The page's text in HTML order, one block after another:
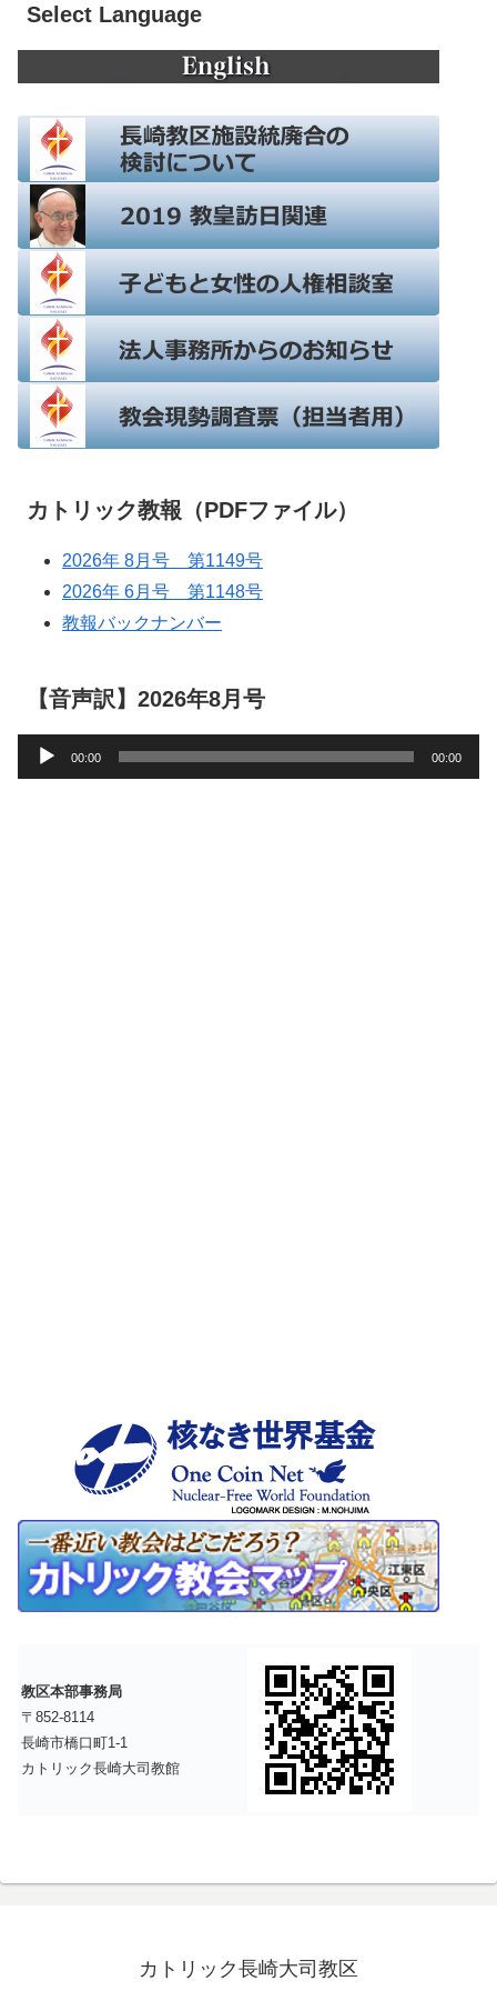
Select Language
カトリック教報（PDFファイル）
2026年 8月号 第1149号
2026年 6月号 第1148号
教報バックナンバー
【音声訳】2026年8月号
声
00:00 00:00
教区本部事務局
〒852-8114
長崎市橋口町1-1
カトリック長崎大司教館
カトリック長崎大司教区